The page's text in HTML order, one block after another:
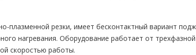
резки, имеет бесконтактный вариант
нагревания. Оборудование работает от
скоростью работы.